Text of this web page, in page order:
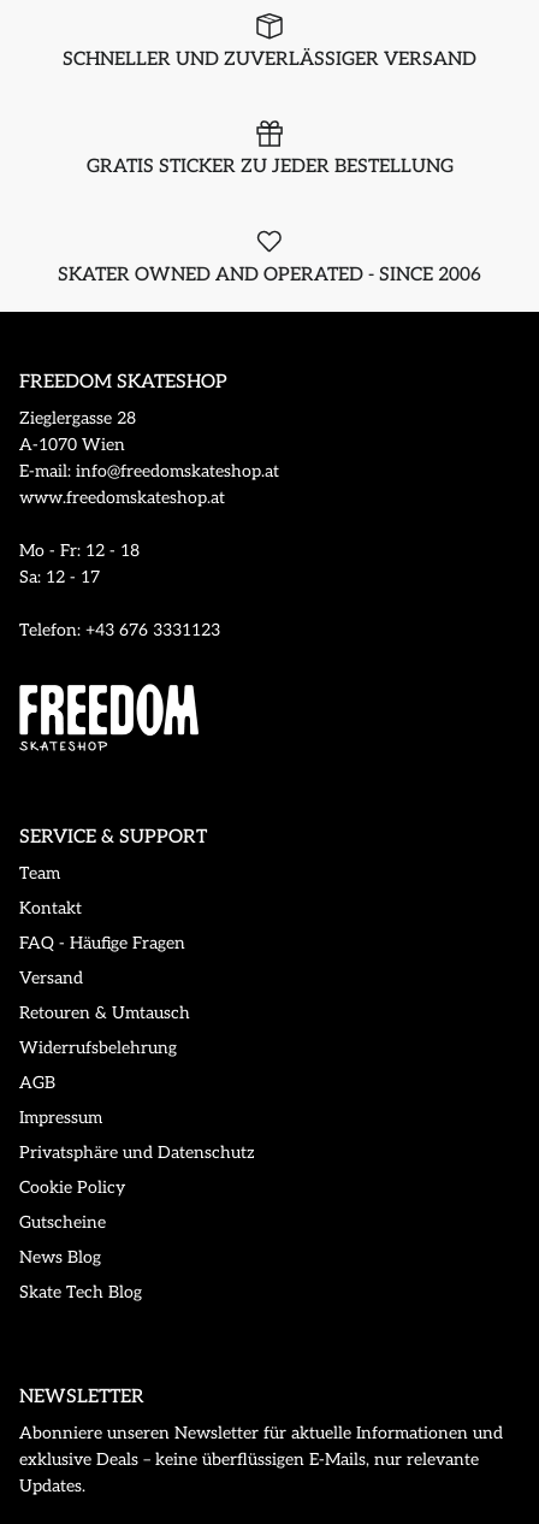
SCHNELLER UND ZUVERLÄSSIGER VERSAND
GRATIS STICKER ZU JEDER BESTELLUNG
SKATER OWNED AND OPERATED - SINCE 2006
FREEDOM SKATESHOP
Zieglergasse 28
A-1070 Wien
E-mail: info@freedomskateshop.at
www.freedomskateshop.at
Mo - Fr: 12 - 18
Sa: 12 - 17
Telefon: +43 676 3331123
SERVICE & SUPPORT
Team
Kontakt
FAQ - Häufige Fragen
Versand
Retouren & Umtausch
Widerrufsbelehrung
AGB
Impressum
Privatsphäre und Datenschutz
Cookie Policy
Gutscheine
News Blog
Skate Tech Blog
NEWSLETTER
Abonniere unseren Newsletter für aktuelle Informationen und
exklusive Deals – keine überflüssigen E-Mails, nur relevante
Updates.